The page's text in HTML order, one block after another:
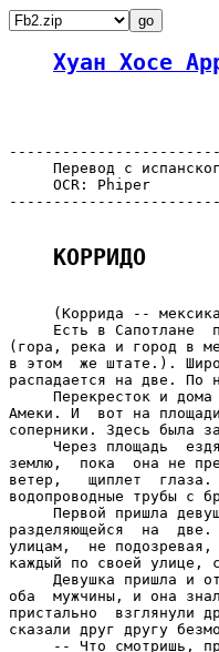
Хуан Хосе
Перевод с
     OCR: Phiper
КОРРИДО
(Коррида --
Есть в Сапотлане
(гора, река и город в
в этом  же штате.).
распадается на две. По
Перекресток и
Амеки. И  вот на
соперники. Здесь была
Через площадь
землю,  пока  она не
ветер,   щиплет
водопроводные трубы с
Первой пришла
разделяющейся  на
улицам,  не
каждый по своей улице,
Девушка пришла и
оба  мужчины, и она
пристально  взглянули
сказали друг другу
-- Что смотришь,